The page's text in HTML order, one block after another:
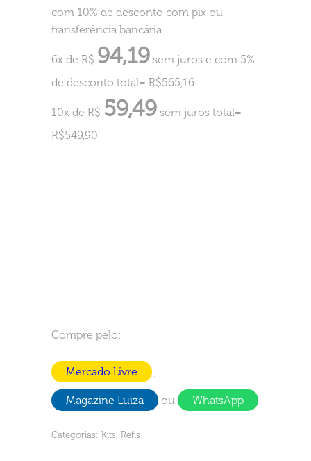
com 10% de desconto com pix ou
transferência bancária
6x de R$ 94,19 sem juros e com 5%
de desconto total= R$565,16
10x de R$ 59,49 sem juros total=
R$549,90
Compre pelo:
Mercado Livre ,
Magazine Luiza ou WhatsApp
Categorias: Kits, Refis